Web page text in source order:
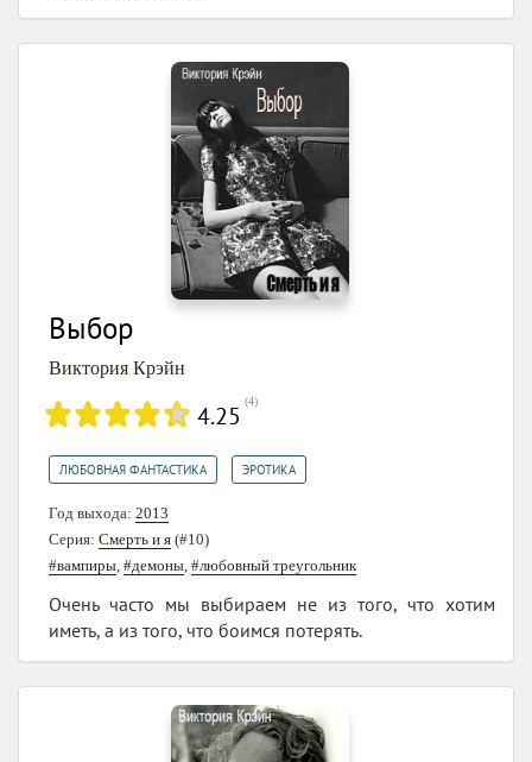
Выбор
Виктория Крэйн
4.25 (4)
ЛЮБОВНАЯ ФАНТАСТИКА ЭРОТИКА
Год выхода: 2013
Серия: Смерть и я (#10)
#вампиры #демоны #любовный треугольник
Очень часто мы выбираем не из того, что хотим
иметь, а из того, что боимся потерять.